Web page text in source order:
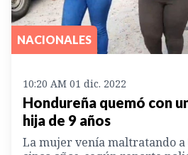
NACIONALES
10:20 AM 01 dic. 2022
Hondureña quemó con
hija de 9 años
La mujer venía maltratando a